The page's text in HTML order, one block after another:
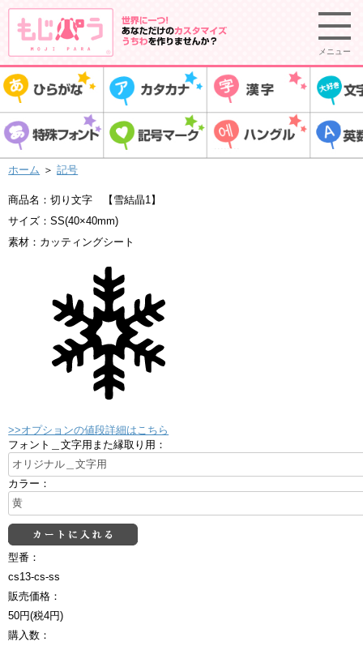
メニュー
ホーム ＞ 記号
商品名：切り文字 【雪結晶1】
サイズ：SS(40×40mm)
素材：カッティングシート
>>オプションの値段詳細はこちら
フォント＿文字用また縁取り用：
カラー：
型番：
cs13-cs-ss
販売価格：
50円(税4円)
購入数：